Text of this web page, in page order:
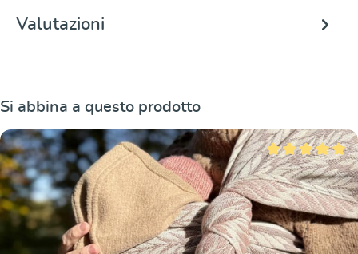
Valutazioni
Salta la galleria dei prodotti
Si abbina a questo prodotto
Valutazione